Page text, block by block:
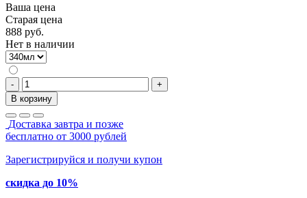
Ваша цена
Старая цена
888 руб.
Нет в наличии
-
+
В корзину
Доставка завтра и позже
бесплатно от 3000 рублей
Зарегистрируйся и получи купон
скидка до 10%